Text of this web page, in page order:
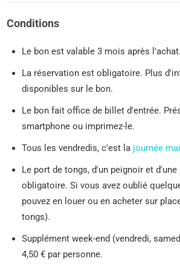
Conditions
Le bon est valable 3 mois après l'achat.
La réservation est obligatoire. Plus
disponibles sur le bon.
Le bon fait office de billet d'entrée.
smartphone ou imprimez-le.
Tous les vendredis, c'est la journée
Le port de tongs, d'un peignoir et
obligatoire. Si vous avez oublié
pouvez en louer ou en acheter sur
tongs).
Supplément week-end (vendredi,
4,50 € par personne.